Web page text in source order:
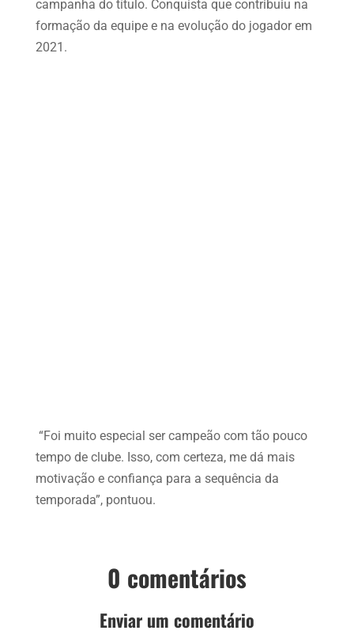
campanha do título. Conquista que contribuiu na
formação da equipe e na evolução do jogador em
2021.
“Foi muito especial ser campeão com tão pouco
tempo de clube. Isso, com certeza, me dá mais
motivação e confiança para a sequência da
temporada”, pontuou.
0 comentários
Enviar um comentário